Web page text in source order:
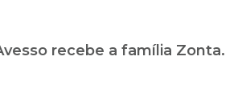
recebe a família Zonta.